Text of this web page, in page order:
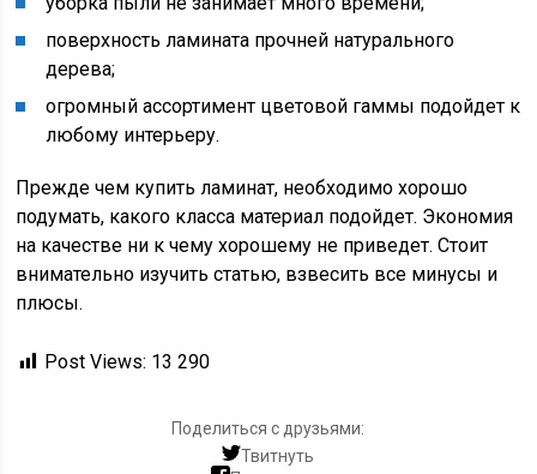
поверхность ламината прочней натурального
дерева;
огромный ассортимент цветовой гаммы подойдет к
любому интерьеру.
Прежде чем купить ламинат, необходимо хорошо
подумать, какого класса материал подойдет. Экономия
на качестве ни к чему хорошему не приведет. Стоит
внимательно изучить статью, взвесить все минусы и
плюсы.
Post Views: 13 290
Поделиться с друзьями:
Твитнуть